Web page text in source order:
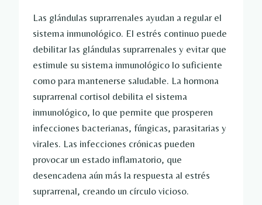
Las glándulas suprarrenales ayudan a regular el
sistema inmunológico. El estrés continuo puede
debilitar las glándulas suprarrenales y evitar que
estimule su sistema inmunológico lo suficiente
como para mantenerse saludable. La hormona
suprarrenal cortisol debilita el sistema
inmunológico, lo que permite que prosperen
infecciones bacterianas, fúngicas, parasitarias y
virales. Las infecciones crónicas pueden
provocar un estado inflamatorio, que
desencadena aún más la respuesta al estrés
suprarrenal, creando un círculo vicioso.